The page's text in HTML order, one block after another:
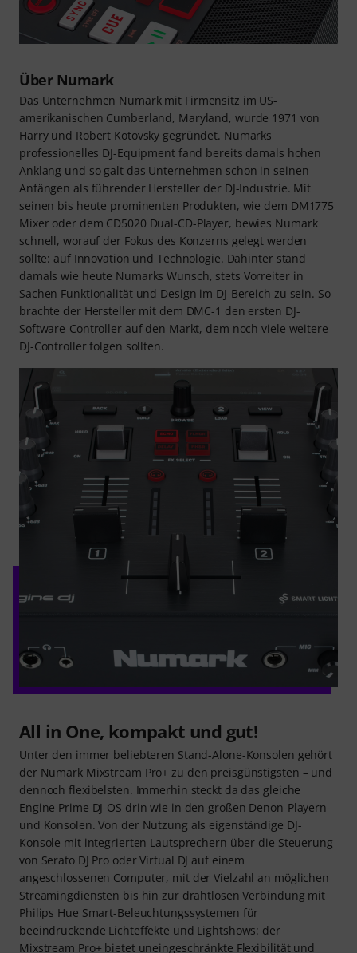
Über Numark
Das Unternehmen Numark mit Firmensitz im US-
amerikanischen Cumberland, Maryland, wurde 1971 von
Harry und Robert Kotovsky gegründet. Numarks
professionelles DJ-Equipment fand bereits damals hohen
Anklang und so galt das Unternehmen schon in seinen
Anfängen als führender Hersteller der DJ-Industrie. Mit
seinen bis heute prominenten Produkten, wie dem DM1775
Mixer oder dem CD5020 Dual-CD-Player, bewies Numark
schnell, worauf der Fokus des Konzerns gelegt werden
sollte: auf Innovation und Technologie. Dahinter stand
damals wie heute Numarks Wunsch, stets Vorreiter in
Sachen Funktionalität und Design im DJ-Bereich zu sein. So
brachte der Hersteller mit dem DMC-1 den ersten DJ-
Software-Controller auf den Markt, dem noch viele weitere
DJ-Controller folgen sollten.
All in One, kompakt und gut!
Unter den immer beliebteren Stand-Alone-Konsolen gehört
der Numark Mixstream Pro+ zu den preisgünstigsten – und
dennoch flexibelsten. Immerhin steckt da das gleiche
Engine Prime DJ-OS drin wie in den großen Denon-Playern-
und Konsolen. Von der Nutzung als eigenständige DJ-
Konsole mit integrierten Lautsprechern über die Steuerung
von Serato DJ Pro oder Virtual DJ auf einem
angeschlossenen Computer, mit der Vielzahl an möglichen
Streamingdiensten bis hin zur drahtlosen Verbindung mit
Philips Hue Smart-Beleuchtungssystemen für
beeindruckende Lichteffekte und Lightshows: der
Mixstream Pro+ bietet uneingeschränkte Flexibilität und